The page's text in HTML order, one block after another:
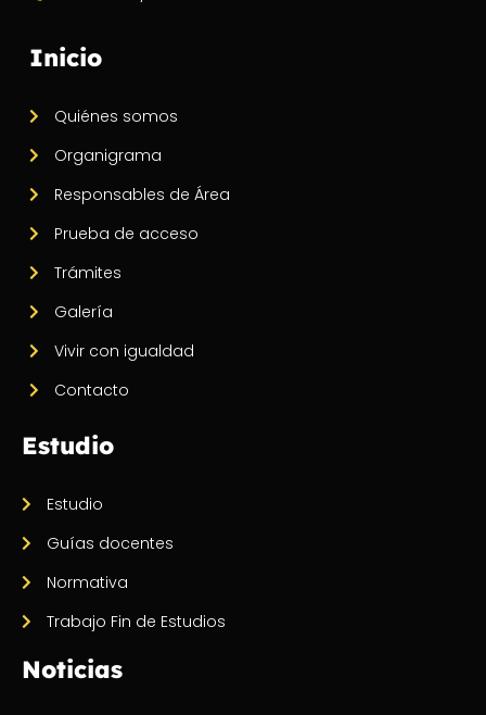
Inicio
Quiénes somos
Organigrama
Responsables de Área
Prueba de acceso
Trámites
Galería
Vivir con igualdad
Contacto
Estudio
Estudio
Guías docentes
Normativa
Trabajo Fin de Estudios
Noticias